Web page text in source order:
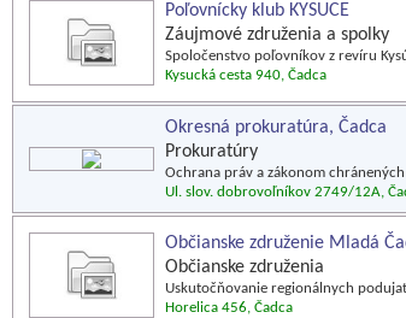
Poľovnícky klub KYSUCE
Záujmové združenia a spolky
Spoločenstvo poľovníkov z revíru
Kysucká cesta 940, Čadca
Okresná prokuratúra, Čadca
Prokuratúry
Ochrana práv a zákonom
Ul. slov. dobrovoľníkov 2749/12A,
Občianske združenie Mladá
Občianske združenia
Uskutočňovanie regionálnych
Horelica 456, Čadca